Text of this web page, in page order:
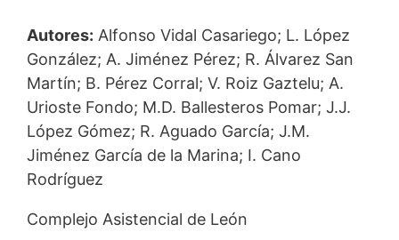
Autores: Alfonso Vidal Casariego; L. López
González; A. Jiménez Pérez; R. Álvarez San
Martín; B. Pérez Corral; V. Roiz Gaztelu; A.
Urioste Fondo; M.D. Ballesteros Pomar; J.J.
López Gómez; R. Aguado García; J.M.
Jiménez García de la Marina; I. Cano
Rodríguez
Complejo Asistencial de León